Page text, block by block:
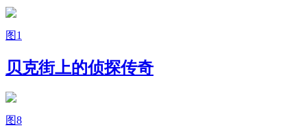
图1
贝克街上的侦探传奇
图8